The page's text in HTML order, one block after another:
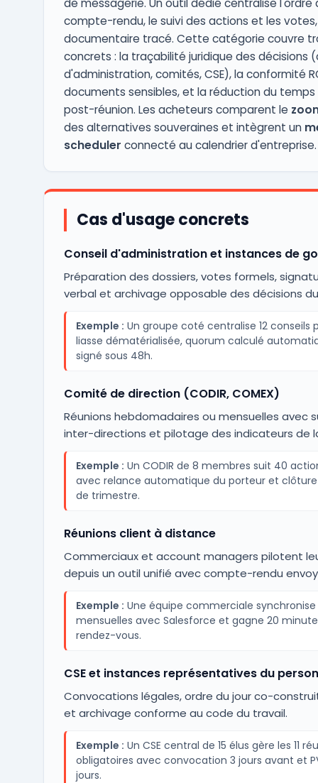
de messagerie. Un outil dédié centralise l'ordre
compte-rendu, le suivi des actions et les
documentaire tracé. Cette catégorie couvre
concrets : la traçabilité juridique des décisions
d'administration, comités, CSE), la conformité
documents sensibles, et la réduction du
post-réunion. Les acheteurs comparent le
des alternatives souveraines et intègrent un
scheduler connecté au calendrier d'entreprise.
Cas d'usage concrets
Conseil d'administration et instances de
Préparation des dossiers, votes formels,
verbal et archivage opposable des décisions
Exemple : Un groupe coté centralise 12 conseils
liasse dématérialisée, quorum calculé
signé sous 48h.
Comité de direction (CODIR, COMEX)
Réunions hebdomadaires ou mensuelles avec
inter-directions et pilotage des indicateurs de
Exemple : Un CODIR de 8 membres suit 40
avec relance automatique du porteur et
de trimestre.
Réunions client à distance
Commerciaux et account managers pilotent
depuis un outil unifié avec compte-rendu
Exemple : Une équipe commerciale
mensuelles avec Salesforce et gagne 20
rendez-vous.
CSE et instances représentatives du
Convocations légales, ordre du jour co-
et archivage conforme au code du travail.
Exemple : Un CSE central de 15 élus gère les 11
obligatoires avec convocation 3 jours avant et
jours.